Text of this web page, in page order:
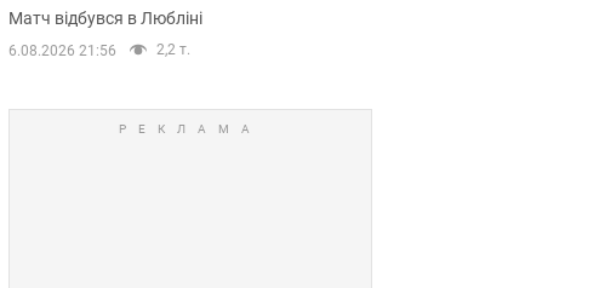
Матч відбувся в Любліні
6.08.2026 21:56 2,2 т.